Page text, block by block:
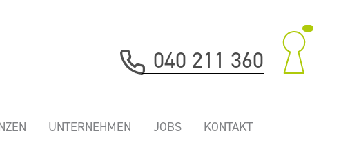
040 211 360
UNTERNEHMEN JOBS KONTAKT